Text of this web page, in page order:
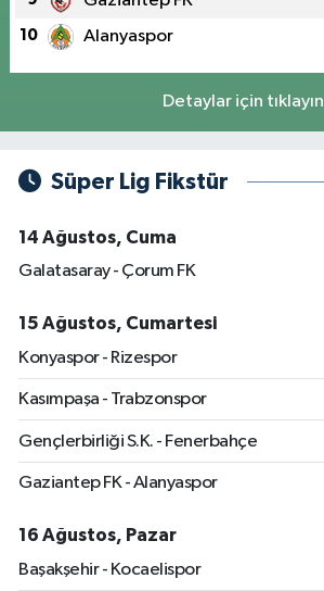
10 Alanyaspor
Detaylar için tıklayın
Süper Lig Fikstür
14 Ağustos, Cuma
Galatasaray - Çorum FK
15 Ağustos, Cumartesi
Konyaspor - Rizespor
Kasımpaşa - Trabzonspor
Gençlerbirliği S.K. - Fenerbahçe
Gaziantep FK - Alanyaspor
16 Ağustos, Pazar
Başakşehir - Kocaelispor